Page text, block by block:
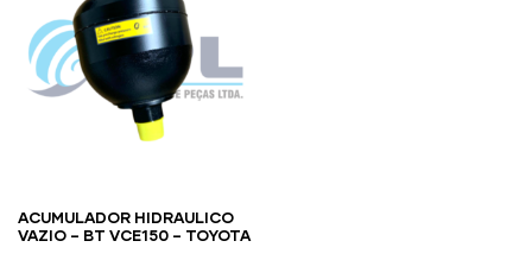
ACUMULADOR HIDRAULICO
VAZIO – BT VCE150 – TOYOTA